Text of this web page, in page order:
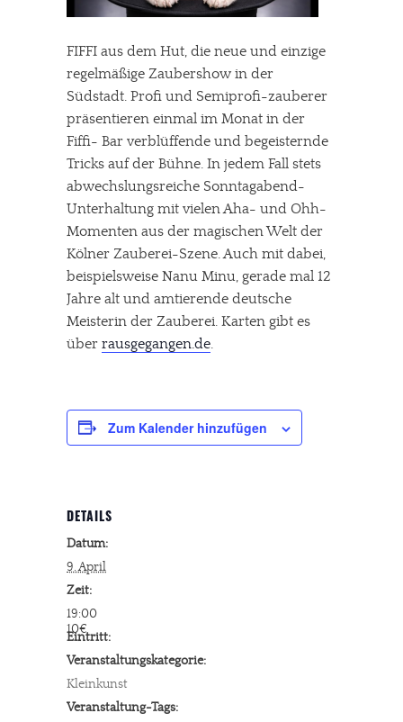
FIFFI aus dem Hut, die neue und einzige
regelmäßige Zaubershow in der
Südstadt. Profi und Semiprofi-zauberer
präsentieren einmal im Monat in der
Fiffi- Bar verblüffende und begeisternde
Tricks auf der Bühne. In jedem Fall stets
abwechslungsreiche Sonntagabend-
Unterhaltung mit vielen Aha- und Ohh-
Momenten aus der magischen Welt der
Kölner Zauberei-Szene. Auch mit dabei,
beispielsweise Nanu Minu, gerade mal 12
Jahre alt und amtierende deutsche
Meisterin der Zauberei. Karten gibt es
über rausgegangen.de
Zum Kalender hinzufügen
DETAILS
Datum:
9. April
Zeit:
19:00
Eintritt:
10€
Veranstaltungskategorie:
Kleinkunst
Veranstaltung-Tags: